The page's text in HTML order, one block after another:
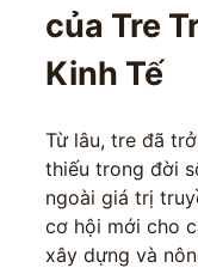
của Tre
Kinh Tế
Từ lâu, tre đã
thiếu trong đời
ngoài giá trị
cơ hội mới cho
xây dựng và